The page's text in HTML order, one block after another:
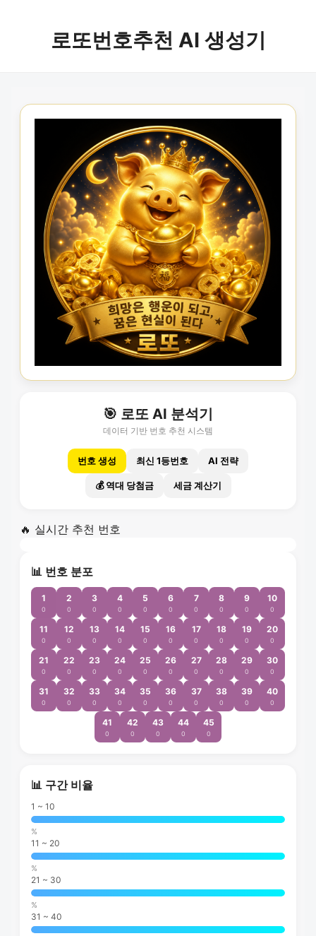
로또번호추천 AI 생성기
🎯 로또 AI 분석기
데이터 기반 번호 추천 시스템
번호 생성 최신 1등번호 AI 전략
💰 역대 당첨금 세금 계산기
🔥 실시간 추천 번호
📊 번호 분포
1
0
2
0
3
0
4
0
5
0
6
0
7
0
8
0
9
0
10
0
11
0
12
0
13
0
14
0
15
0
16
0
17
0
18
0
19
0
20
0
21
0
22
0
23
0
24
0
25
0
26
0
27
0
28
0
29
0
30
0
31
0
32
0
33
0
34
0
35
0
36
0
37
0
38
0
39
0
40
0
41
0
42
0
43
0
44
0
45
0
📊 구간 비율
1 ~ 10
%
11 ~ 20
%
21 ~ 30
%
31 ~ 40